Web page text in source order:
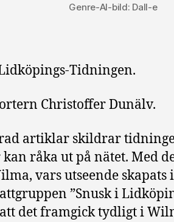
Genre-AI-bild: Dall-e
Tidningen.
Christoffer Dunälv.
artiklar skildrar
råka ut på nätet. Med
vars utseende
”Snusk i
det framgick tydligt i